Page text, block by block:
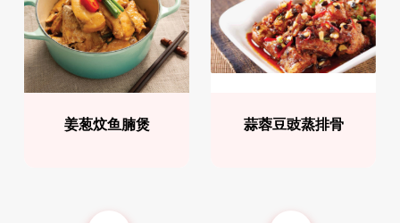
姜葱炆鱼腩煲 蒜蓉豆豉蒸排骨